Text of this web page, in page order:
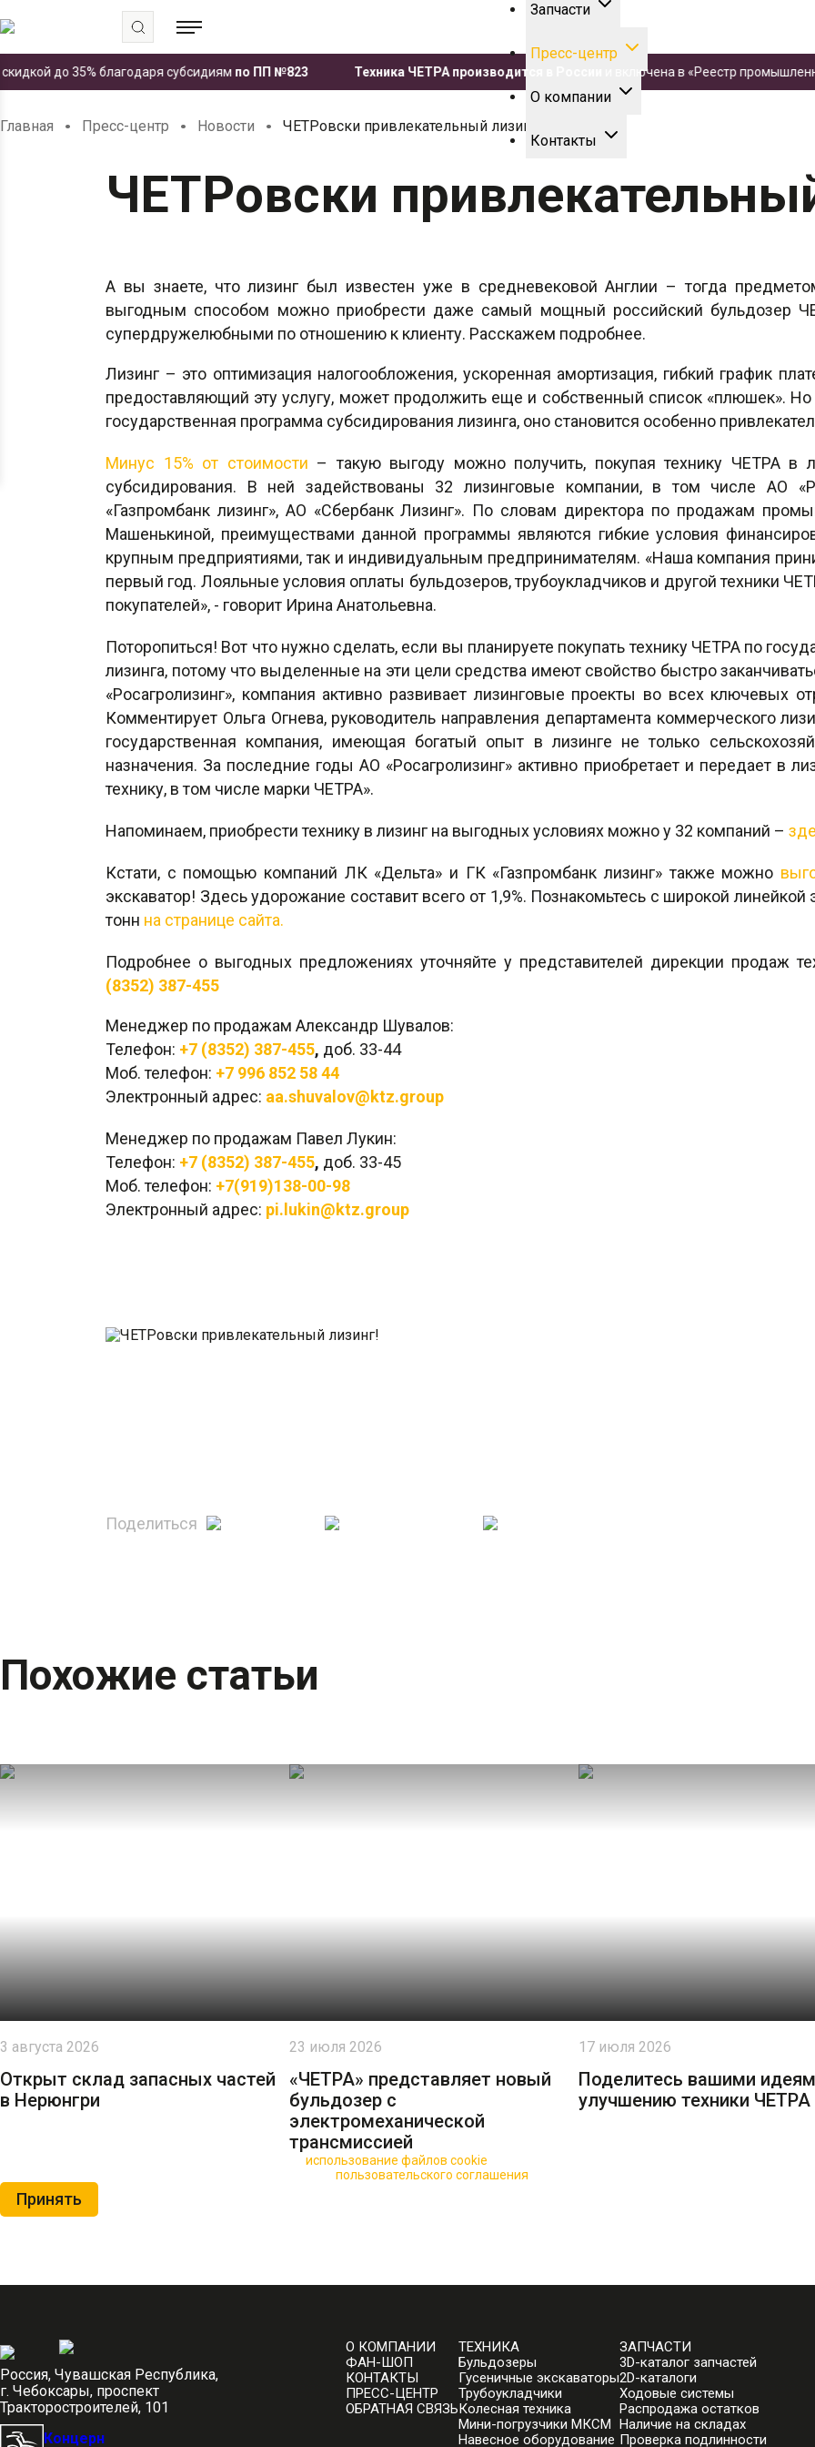
Запчасти
Пресс-центр
О компании
Контакты
до 35% благодаря субсидиямпо ПП №823 Техника ЧЕТРА производится в России и включена в «Реестр промышленной
Главная . Пресс-центр . Новости . ЧЕТРовски привлекательный лизинг!
ЧЕТРовски
А вы знаете, что лизинг был известен уже в средневековой Англии – тогда
выгодным способом можно приобрести даже самый мощный российский бульдозер
супердружелюбными по отношению к клиенту. Расскажем подробнее.
Лизинг – это оптимизация налогообложения, ускоренная амортизация, гибкий график
предоставляющий эту услугу, может продолжить еще и собственный список «плюшек».
государственная программа субсидирования лизинга, оно становится особенно
Минус 15% от стоимости – такую выгоду можно получить, покупая технику ЧЕТРА в
субсидирования. В ней задействованы 32 лизинговые компании, в том числе АО
«Газпромбанк лизинг», АО «Сбербанк Лизинг». По словам директора по продажам
Машенькиной, преимуществами данной программы являются гибкие условия
крупным предприятиями, так и индивидуальным предпринимателям. «Наша компания
первый год. Лояльные условия оплаты бульдозеров, трубоукладчиков и другой техники
покупателей», - говорит Ирина Анатольевна.
Поторопиться! Вот что нужно сделать, если вы планируете покупать технику ЧЕТРА по
лизинга, потому что выделенные на эти цели средства имеют свойство быстро
«Росагролизинг», компания активно развивает лизинговые проекты во всех ключевых
Комментирует Ольга Огнева, руководитель направления департамента коммерческого
государственная компания, имеющая богатый опыт в лизинге не только
назначения. За последние годы АО «Росагролизинг» активно приобретает и передает в
технику, в том числе марки ЧЕТРА».
Напоминаем, приобрести технику в лизинг на выгодных условиях можно у 32 компаний –
Кстати, с помощью компаний ЛК «Дельта» и ГК «Газпромбанк лизинг» также можно
экскаватор! Здесь удорожание составит всего от 1,9%. Познакомьтесь с широкой
тонн на странице сайта.
Подробнее о выгодных предложениях уточняйте у представителей дирекции продаж
(8352) 387-455
Менеджер по продажам Александр Шувалов:
Телефон: +7 (8352) 387-455, доб. 33-44
Моб. телефон: +7 996 852 58 44
Электронный адрес: aa.shuvalov@ktz.group
Менеджер по продажам Павел Лукин:
Телефон: +7 (8352) 387-455, доб. 33-45
Моб. телефон: +7(919)138-00-98
Электронный адрес: pi.lukin@ktz.group
Поделиться
Похожие статьи
3 августа 2026
Открыт склад запасных частей
в Нерюнгри
23 июля 2026
«ЧЕТРА» представляет новый
бульдозер с
электромеханической
трансмиссией
17 июля 2026
Поделитесь вашими
улучшению техники ЧЕТРА
использование файлов cookie
пользовательского соглашения
Принять
Россия, Чувашская Республика,
г. Чебоксары, проспект
Тракторостроителей, 101
Концерн
О КОМПАНИИ
ФАН-ШОП
КОНТАКТЫ
ПРЕСС-ЦЕНТР
ОБРАТНАЯ СВЯЗЬ
ТЕХНИКА
Бульдозеры
Гусеничные экскаваторы
Трубоукладчики
Колесная техника
Мини-погрузчики МКСМ
Навесное оборудование
ЗАПЧАСТИ
3D-каталог запчастей
2D-каталоги
Ходовые системы
Распродажа остатков
Наличие на складах
Проверка подлинности